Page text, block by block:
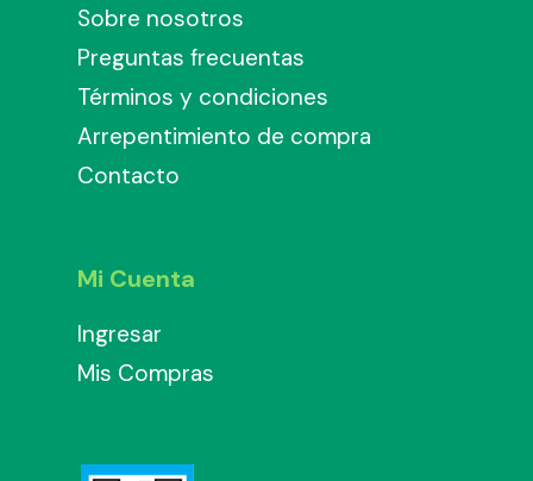
Sobre nosotros
Preguntas frecuentas
Términos y condiciones
Arrepentimiento de compra
Contacto
Mi Cuenta
Ingresar
Mis Compras